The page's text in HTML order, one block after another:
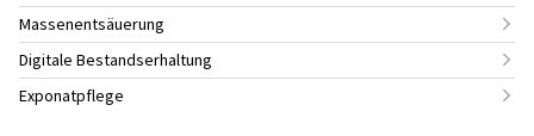
Massenentsäuerung
Digitale Bestandserhaltung
Exponatpflege